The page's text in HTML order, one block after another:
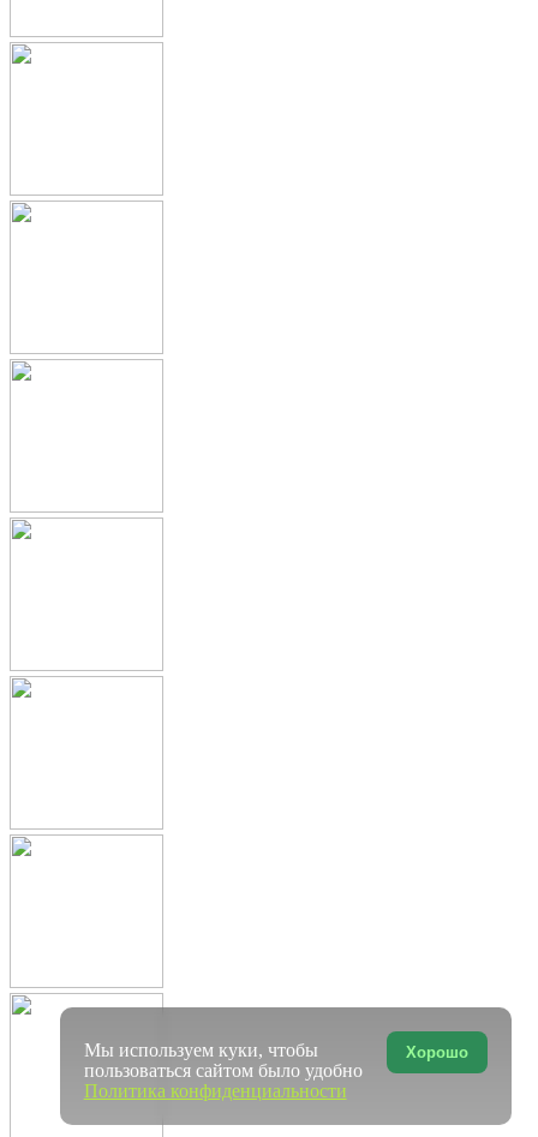
Хорошо
Мы используем куки, чтобы
пользоваться сайтом было удобно
Политика конфиденциальности